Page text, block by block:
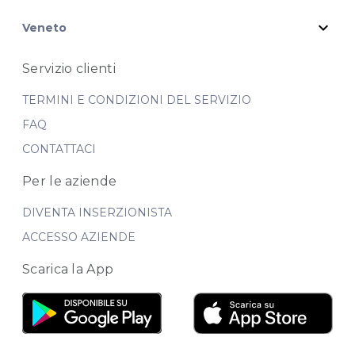
Veneto expand_more
Servizio clienti
TERMINI E CONDIZIONI DEL SERVIZIO
FAQ
CONTATTACI
Per le aziende
DIVENTA INSERZIONISTA
ACCESSO AZIENDE
Scarica la App